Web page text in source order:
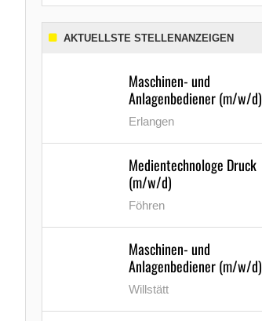
AKTUELLSTE STELLENANZEIGEN
Maschinen- und
Anlagenbediener (m/w/d)
Erlangen
Medientechnologe Druck
(m/w/d)
Föhren
Maschinen- und
Anlagenbediener (m/w/d)
Willstätt